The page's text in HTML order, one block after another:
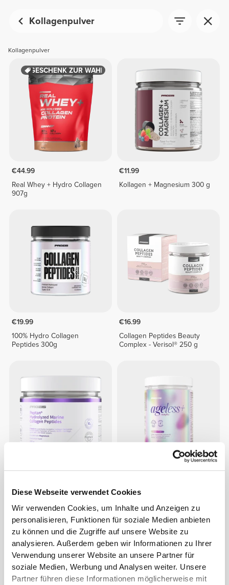
Diese Webseite verwendet Cookies
Wir verwenden Cookies, um Inhalte und Anzeigen zu
personalisieren, Funktionen für soziale Medien anbieten
zu können und die Zugriffe auf unsere Website zu
analysieren. Außerdem geben wir Informationen zu Ihrer
Verwendung unserer Website an unsere Partner für
soziale Medien, Werbung und Analysen weiter. Unsere
Partner führen diese Informationen möglicherweise mit
Kollagenpulver
Kollagenpulver
GESCHENK ZUR WAHL
€44.99
Real Whey + Hydro Collagen
907g
€11.99
Kollagen + Magnesium 300 g
€19.99
100% Hydro Collagen
Peptides 300g
€16.99
Collagen Peptides Beauty
Complex - Verisol® 250 g
€14.99
Collagen Peptides 200g
€34.99